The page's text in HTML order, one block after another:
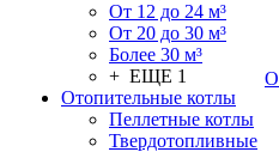
От 12 до 24 м³
От 20 до 30 м³
Более 30 м³
+ ЕЩЕ 1
Отопительные котлы
Пеллетные котлы
Твердотопливные
О